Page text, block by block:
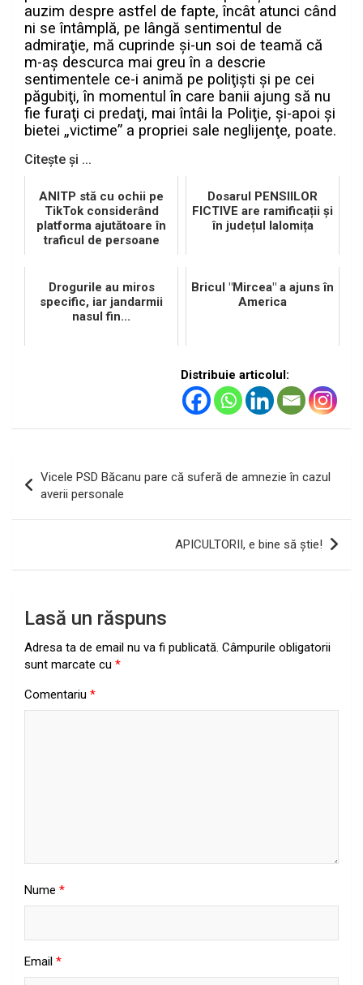
auzim despre astfel de fapte, încât atunci când
ni se întâmplă, pe lângă sentimentul de
admiraţie, mă cuprinde şi-un soi de teamă că
m-aş descurca mai greu în a descrie
sentimentele ce-i animă pe poliţişti şi pe cei
păgubiţi, în momentul în care banii ajung să nu
fie furaţi ci predaţi, mai întâi la Poliţie, şi-apoi şi
bietei „victime” a propriei sale neglijenţe, poate.
Citește și ...
ANITP stă cu ochii pe
TikTok considerând
platforma ajutătoare în
traficul de persoane
Dosarul PENSIILOR
FICTIVE are ramificații și
în județul Ialomița
Drogurile au miros
specific, iar jandarmii
nasul fin...
Bricul "Mircea" a ajuns în
America
Distribuie articolul:
în
articole
Vicele PSD Băcanu pare că suferă de amnezie în cazul
averii personale
APICULTORII, e bine să ştie!
Lasă un răspuns
Adresa ta de email nu va fi publicată. Câmpurile obligatorii
sunt marcate cu *
Comentariu *
Nume *
Email *